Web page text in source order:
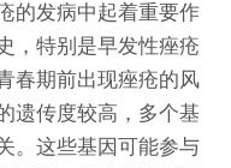
的发病中起着重要作
，特别是早发性痤疮
春期前出现痤疮的风
遗传度较高，多个基
。这些基因可能参与